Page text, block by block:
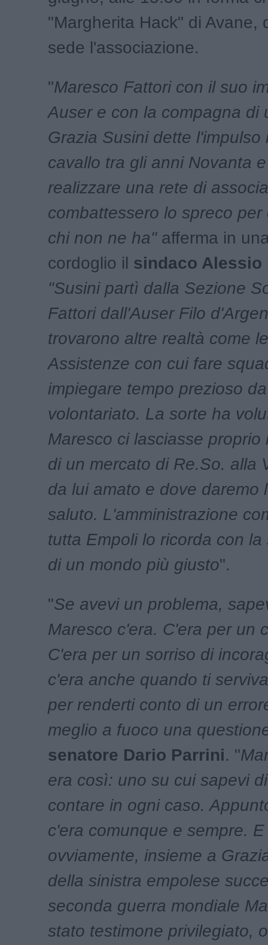
"Margherita Hack" di Avane,
sede l'associazione.
"Maresco Fattori con il suo
Auser e con la compagna di
Grazia Susini dette l'impulso
cavallo tra gli anni Novanta
realizzare una rete di
combattessero lo spreco per
chi non ne ha" afferma in
cordoglio il sindaco Alessio
"Susini partì dalla Sezione
Fattori dall'Auser Filo
trovarono altre realtà come
Assistenze con cui fare
impiegare tempo prezioso
volontariato. La sorte ha
Maresco ci lasciasse proprio
di un mercato di Re.So. alla
da lui amato e dove daremo
saluto. L'amministrazione
tutta Empoli lo ricorda con la
di un mondo più giusto".
"Se avevi un problema,
Maresco c'era. C'era per un
C'era per un sorriso di
c'era anche quando ti
per renderti conto di un
meglio a fuoco una
senatore Dario Parrini. "
era così: uno su cui sapevi
contare in ogni caso.
c'era comunque e sempre.
ovviamente, insieme a
della sinistra empolese
seconda guerra mondiale
stato testimone privilegiato,